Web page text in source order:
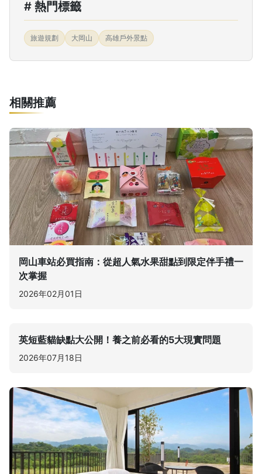
# 熱門標籤
旅遊規劃 大岡山 高雄戶外景點
相關推薦
岡山車站必買指南：從超人氣水果甜點到限定伴手禮一
次掌握
2026年02月01日
英短藍貓缺點大公開！養之前必看的5大現實問題
2026年07月18日